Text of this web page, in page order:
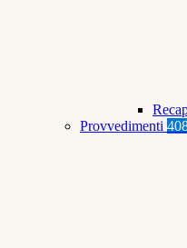
Provvedimenti